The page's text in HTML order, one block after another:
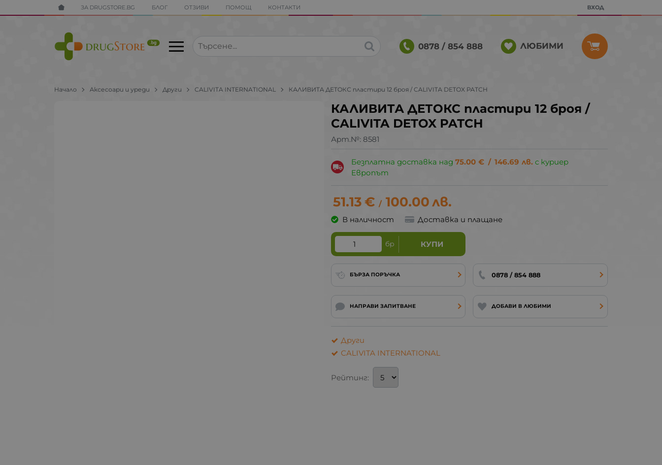
ЗА DRUGSTORE.BG БЛОГ ОТЗИВИ ПОМОЩ КОНТАКТИ ВХОД
0878 / 854 888 ЛЮБИМИ
Начало Аксесоари и уреди Други CALIVITA INTERNATIONAL КАЛИВИТА ДЕТОКС пластири 12 броя / CALIVITA DETOX PATCH
КАЛИВИТА ДЕТОКС пластири 12 броя /
CALIVITA DETOX PATCH
Арт.№: 8581
Безплатна доставка над75.00 € / 146.69 лв. с куриер
Европът
51.13€ / 100.00лв.
В наличност Доставка и плащане
бр КУПИ
БЪРЗА ПОРЪЧКА 0878 / 854 888
НАПРАВИ ЗАПИТВАНЕ ДОБАВИ В ЛЮБИМИ
Други
CALIVITA INTERNATIONAL
Рейтинг: